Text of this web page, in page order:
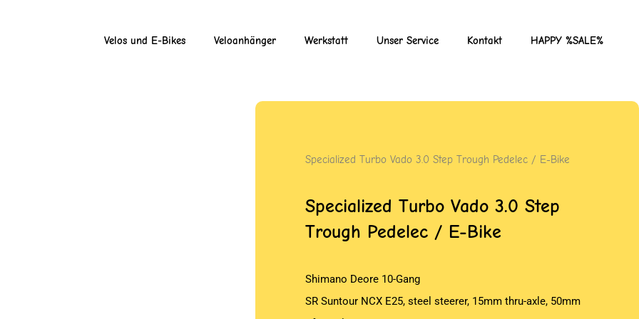
Velos und E-Bikes Veloanhänger Werkstatt Unser Service Kontakt HAPPY %SALE%
Specialized Turbo Vado 3.0 Step Trough Pedelec / E-Bike
Specialized Turbo Vado 3.0 Step
Trough Pedelec / E-Bike
Shimano Deore 10-Gang
SR Suntour NCX E25, steel steerer, 15mm thru-axle, 50mm